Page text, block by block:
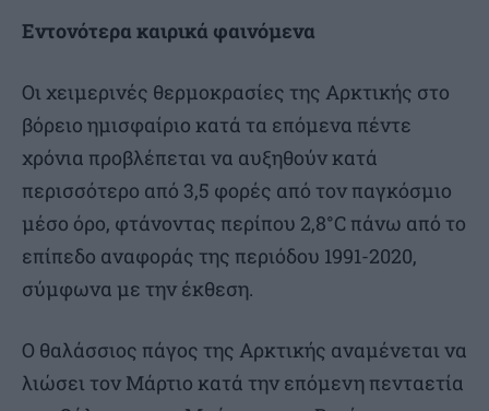
Εντονότερα καιρικά φαινόμενα
Οι χειμερινές θερμοκρασίες της Αρκτικής στο
βόρειο ημισφαίριο κατά τα επόμενα πέντε
χρόνια προβλέπεται να αυξηθούν κατά
περισσότερο από 3,5 φορές από τον παγκόσμιο
μέσο όρο, φτάνοντας περίπου 2,8°C πάνω από το
επίπεδο αναφοράς της περιόδου 1991-2020,
σύμφωνα με την έκθεση.
Ο θαλάσσιος πάγος της Αρκτικής αναμένεται να
λιώσει τον Μάρτιο κατά την επόμενη πενταετία